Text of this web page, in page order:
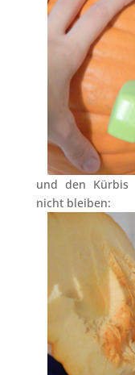
und den Kürbis
nicht bleiben: